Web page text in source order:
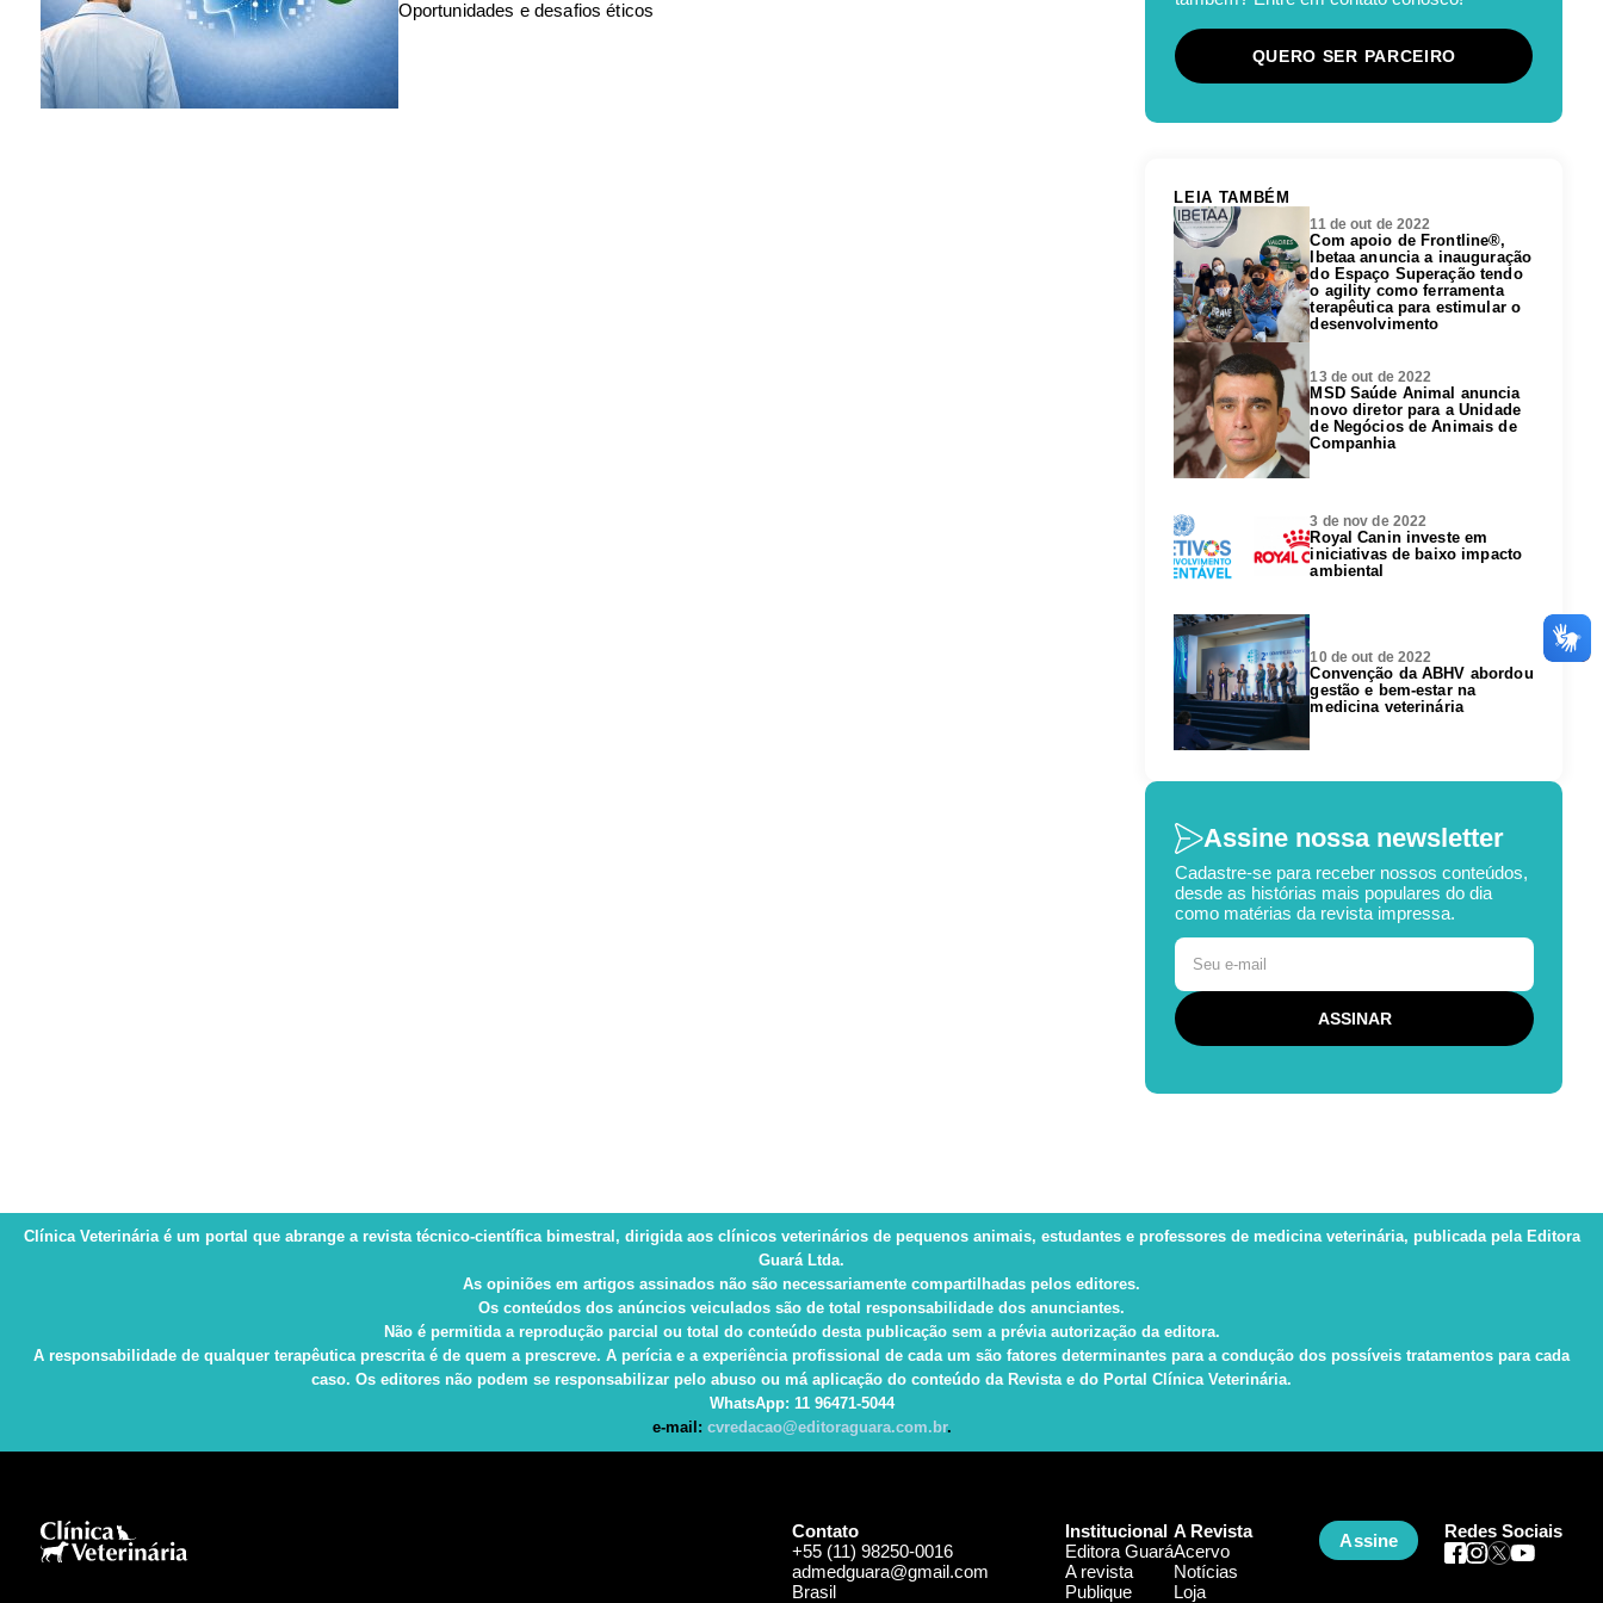
Oportunidades e desafios éticos
QUERO SER PARCEIRO
LEIA TAMBÉM
11 de out de 2022
Com apoio de Frontline®,
Ibetaa anuncia a inauguração
do Espaço Superação tendo
o agility como ferramenta
terapêutica para estimular o
desenvolvimento
13 de out de 2022
MSD Saúde Animal anuncia
novo diretor para a Unidade
de Negócios de Animais de
Companhia
3 de nov de 2022
Royal Canin investe em
iniciativas de baixo impacto
ambiental
10 de out de 2022
Convenção da ABHV abordou
gestão e bem-estar na
medicina veterinária
Assine nossa newsletter
Cadastre-se para receber nossos conteúdos,
desde as histórias mais populares do dia
como matérias da revista impressa.
Clínica Veterináriaé um portal que abrange a revista técnico-científica bimestral, dirigida aos clínicos veterinários de pequenos animais, estudantes e professores de medicina veterinária, publicada pela Editora
Guará Ltda.
As opiniões em artigos assinados não são necessariamente compartilhadas pelos editores.
Os conteúdos dos anúncios veiculados são de total responsabilidade dos anunciantes.
Não é permitida a reprodução parcial ou total do conteúdo desta publicação sem a prévia autorização da editora.
A responsabilidade de qualquer terapêutica prescrita é de quem a prescreve. A perícia e a experiência profissional de cada um são fatores determinantes para a condução dos possíveis tratamentos para cada
caso. Os editores não podem se responsabilizar pelo abuso ou má aplicação do conteúdo da Revista e do Portal Clínica Veterinária.
WhatsApp: 11 96471-5044
e-mail: cvredacao@editoraguara.com.br.
Contato
+55 (11) 98250-0016
admedguara@gmail.com
Brasil
Institucional
Editora Guará
A revista
Publique
A Revista
Acervo
Notícias
Loja
Assine Redes Sociais